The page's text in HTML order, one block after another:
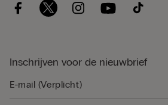
Inschrijven voor de nieuwbrief